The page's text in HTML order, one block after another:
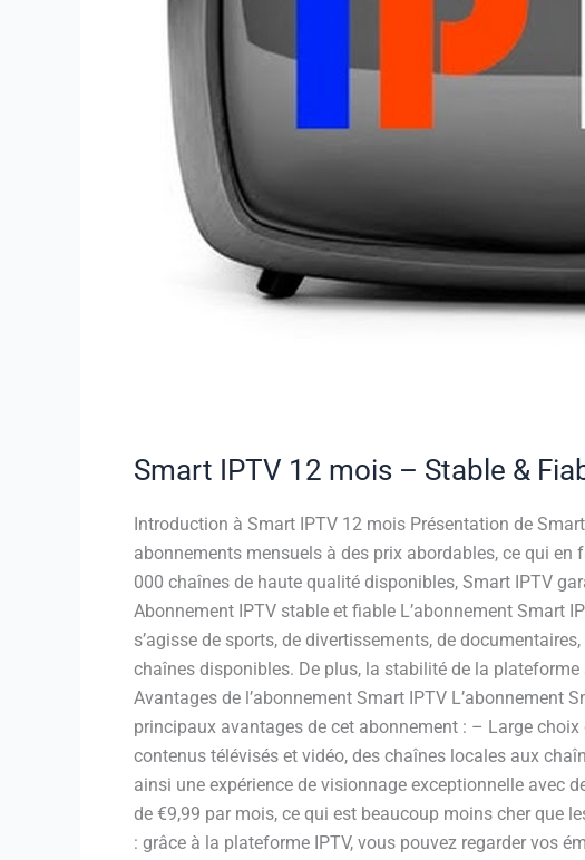
Smart IPTV 12 mois – Stable &
Introduction à Smart IPTV 12 mois Présentation de
abonnements mensuels à des prix abordables, ce qui
000 chaînes de haute qualité disponibles, Smart IPTV
Abonnement IPTV stable et fiable L’abonnement Smart
s’agisse de sports, de divertissements, de
chaînes disponibles. De plus, la stabilité de la
Avantages de l’abonnement Smart IPTV L’abonnement
principaux avantages de cet abonnement : – Large
contenus télévisés et vidéo, des chaînes locales aux
ainsi une expérience de visionnage exceptionnelle avec
de €9,99 par mois, ce qui est beaucoup moins cher que
: grâce à la plateforme IPTV, vous pouvez regarder vos